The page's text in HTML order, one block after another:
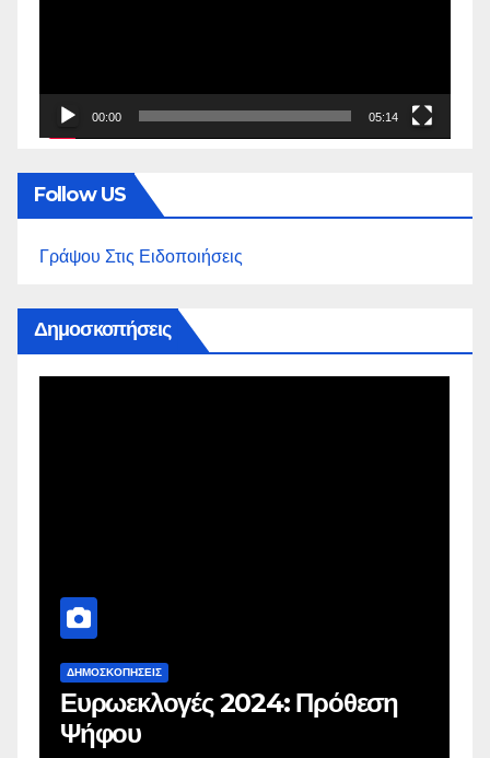
00:00 05:14
Follow US
Γράψου Στις Ειδοποιήσεις
Δημοσκοπήσεις
ΔΗΜΟΣΚΟΠΉΣΕΙΣ
Ευρωεκλογές 2024: Πρόθεση
Ψήφου